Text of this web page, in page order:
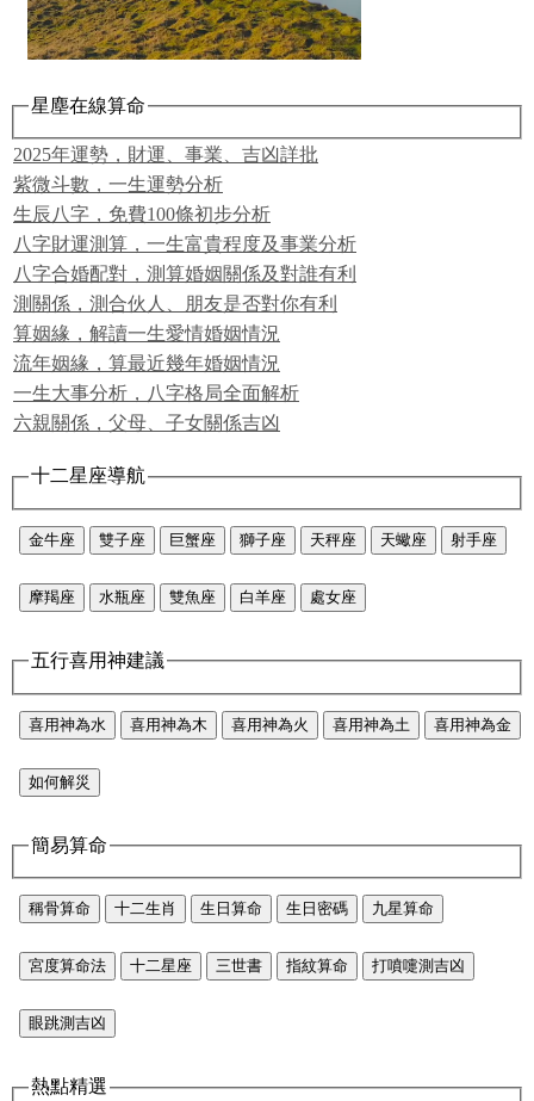
星塵在線算命
2025年運勢，財運、事業、吉凶詳批
紫微斗數，一生運勢分析
生辰八字，免費100條初步分析
八字財運測算，一生富貴程度及事業分析
八字合婚配對，測算婚姻關係及對誰有利
測關係，測合伙人、朋友是否對你有利
算姻緣，解讀一生愛情婚姻情況
流年姻緣，算最近幾年婚姻情況
一生大事分析，八字格局全面解析
六親關係，父母、子女關係吉凶
十二星座導航
金牛座 雙子座 巨蟹座 獅子座 天秤座 天蠍座 射手座
摩羯座 水瓶座 雙魚座 白羊座 處女座
五行喜用神建議
喜用神為水 喜用神為木 喜用神為火 喜用神為土 喜用神為金
如何解災
簡易算命
稱骨算命 十二生肖 生日算命 生日密碼 九星算命
宮度算命法 十二星座 三世書 指紋算命 打噴嚏測吉凶
眼跳測吉凶
熱點精選